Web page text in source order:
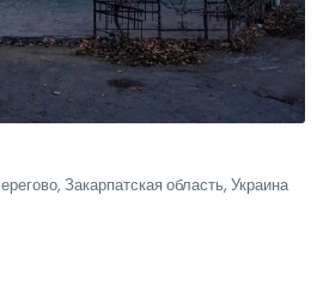
Закарпатская область, Украина